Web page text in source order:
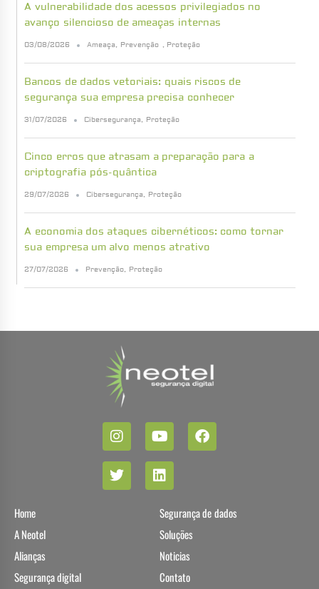
A vulnerabilidade dos acessos privilegiados no
avanço silencioso de ameaças internas
03/08/2026 Ameaça, Prevenção , Proteção
Bancos de dados vetoriais: quais riscos de
segurança sua empresa precisa conhecer
31/07/2026 Cibersegurança, Proteção
Cinco erros que atrasam a preparação para a
criptografia pós-quântica
29/07/2026 Cibersegurança, Proteção
A economia dos ataques cibernéticos: como tornar
sua empresa um alvo menos atrativo
27/07/2026 Prevenção, Proteção
Home
A Neotel
Alianças
Segurança digital
Segurança de dados
Soluções
Noticias
Contato